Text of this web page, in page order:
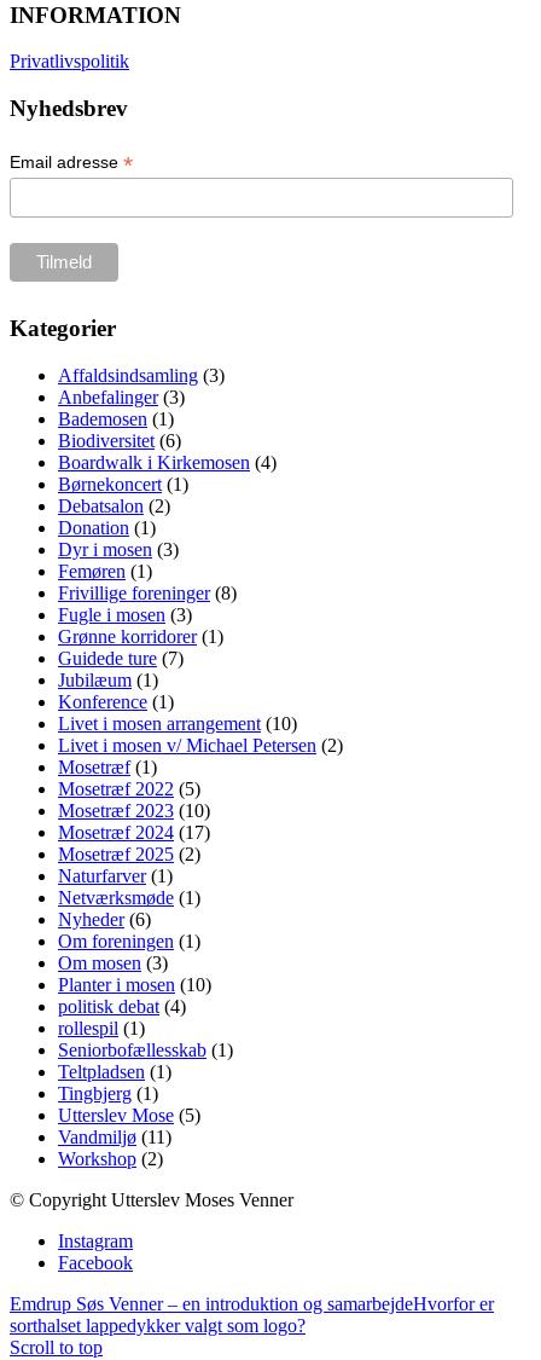
INFORMATION
Privatlivspolitik
Nyhedsbrev
Email adresse *
Kategorier
Affaldsindsamling (3)
Anbefalinger(3)
Bademosen (1)
Biodiversitet (6)
Boardwalk i Kirkemosen (4)
Børnekoncert (1)
Debatsalon (2)
Donation (1)
Dyr i mosen (3)
Femøren (1)
Frivillige foreninger(8)
Fugle i mosen (3)
Grønne korridorer(1)
Guidede ture (7)
Jubilæum (1)
Konference (1)
Livet i mosen arrangement (10)
Livet i mosen v/ Michael Petersen (2)
Mosetræf(1)
Mosetræf 2022 (5)
Mosetræf 2023 (10)
Mosetræf 2024 (17)
Mosetræf 2025 (2)
Naturfarver(1)
Netværksmøde (1)
Nyheder(6)
Om foreningen (1)
Om mosen (3)
Planter i mosen (10)
politisk debat (4)
rollespil (1)
Seniorbofællesskab (1)
Teltpladsen (1)
Tingbjerg (1)
Utterslev Mose (5)
Vandmiljø (11)
Workshop (2)
© Copyright Utterslev Moses Venner
Instagram
Facebook
Emdrup Søs Venner – en introduktion og samarbejdeHvorfor er
sorthalset lappedykker valgt som logo?
Scroll to top